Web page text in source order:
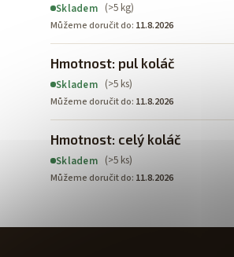
Skladem (>5 kg)
Můžeme doručit do: 11.8.2026
Hmotnost: pul koláč
Skladem (>5 ks)
Můžeme doručit do: 11.8.2026
Hmotnost: celý koláč
Skladem (>5 ks)
Můžeme doručit do: 11.8.2026